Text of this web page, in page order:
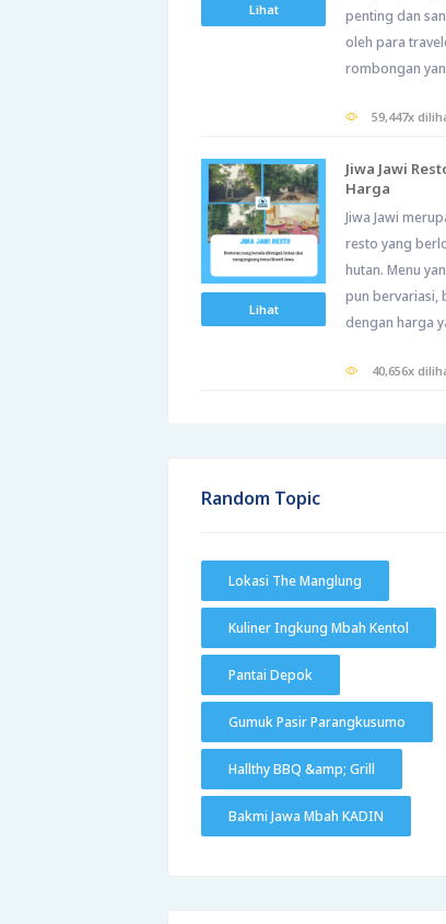
Lihat
penting dan
oleh para
rombongan
59,447x
Lihat
Jiwa Jawi
Harga
Jiwa Jawi
resto yang
hutan. Menu
pun bervariasi,
dengan harga
40,656x
Random Topic
Lokasi The Manglung
Kuliner Ingkung Mbah Kentol
Pantai Depok
Gumuk Pasir Parangkusumo
Hallthy BBQ &amp; Grill
Bakmi Jawa Mbah KADIN